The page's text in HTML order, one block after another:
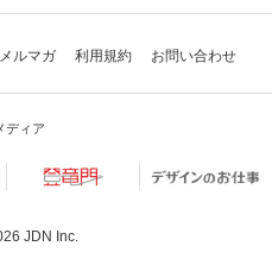
メルマガ 利用規約 お問い合わせ
ディア
JDN Inc.